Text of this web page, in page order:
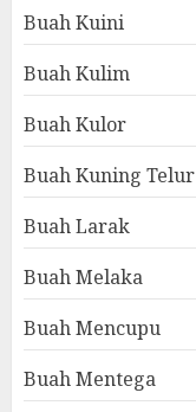
Buah Kuini
Buah Kulim
Buah Kulor
Buah Kuning Telur
Buah Larak
Buah Melaka
Buah Mencupu
Buah Mentega